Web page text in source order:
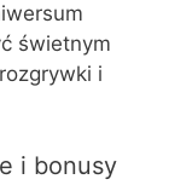
świetnym
i
i bonusy